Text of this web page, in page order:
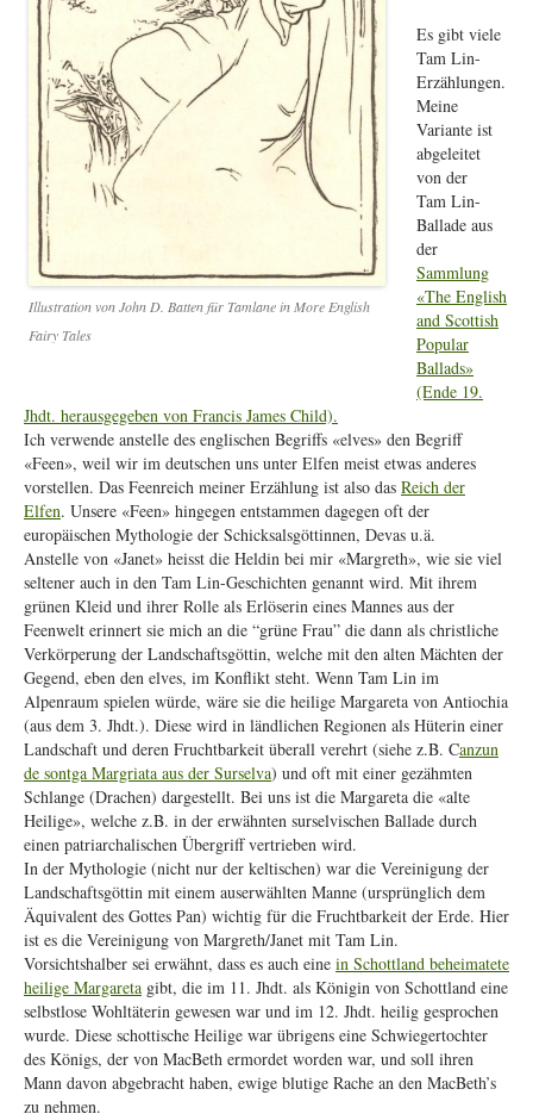
Illustration von John D. Batten für Tamlane in More English
Fairy Tales
Es gibt viele
Tam Lin-
Erzählungen.
Meine
Variante ist
abgeleitet
von der
Tam Lin-
Ballade aus
der
Sammlung
«The English
and Scottish
Popular
Ballads»
(Ende 19.
Jhdt. herausgegeben von Francis James Child).
Ich verwende anstelle des englischen Begriffs «elves» den Begriff
«Feen», weil wir im deutschen uns unter Elfen meist etwas anderes
vorstellen. Das Feenreich meiner Erzählung ist also das Reich der
Elfen. Unsere «Feen» hingegen entstammen dagegen oft der
europäischen Mythologie der Schicksalsgöttinnen, Devas u.ä.
Anstelle von «Janet» heisst die Heldin bei mir «Margreth», wie sie viel
seltener auch in den Tam Lin-Geschichten genannt wird. Mit ihrem
grünen Kleid und ihrer Rolle als Erlöserin eines Mannes aus der
Feenwelt erinnert sie mich an die “grüne Frau” die dann als christliche
Verkörperung der Landschaftsgöttin, welche mit den alten Mächten der
Gegend, eben den elves, im Konflikt steht. Wenn Tam Lin im
Alpenraum spielen würde, wäre sie die heilige Margareta von Antiochia
(aus dem 3. Jhdt.). Diese wird in ländlichen Regionen als Hüterin einer
Landschaft und deren Fruchtbarkeit überall verehrt (siehe z.B. Canzun
de sontga Margriata aus der Surselva) und oft mit einer gezähmten
Schlange (Drachen) dargestellt. Bei uns ist die Margareta die «alte
Heilige», welche z.B. in der erwähnten surselvischen Ballade durch
einen patriarchalischen Übergriff vertrieben wird.
In der Mythologie (nicht nur der keltischen) war die Vereinigung der
Landschaftsgöttin mit einem auserwählten Manne (ursprünglich dem
Äquivalent des Gottes Pan) wichtig für die Fruchtbarkeit der Erde. Hier
ist es die Vereinigung von Margreth/Janet mit Tam Lin.
Vorsichtshalber sei erwähnt, dass es auch eine in Schottland beheimatete
heilige Margareta gibt, die im 11. Jhdt. als Königin von Schottland eine
selbstlose Wohltäterin gewesen war und im 12. Jhdt. heilig gesprochen
wurde. Diese schottische Heilige war übrigens eine Schwiegertochter
des Königs, der von MacBeth ermordet worden war, und soll ihren
Mann davon abgebracht haben, ewige blutige Rache an den MacBeth’s
zu nehmen.